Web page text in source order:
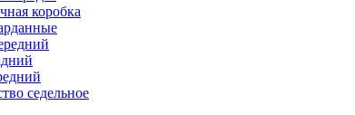
коробка
седельное